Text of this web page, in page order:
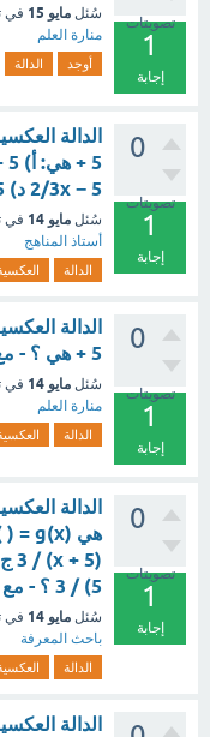
تصويتات
1
إجابة
سُئل مايو 15 في
منارة العلم
أوجد الدالة
0
تصويتات
1
إجابة
2/3x − 5 د) x² + 5 ؟ - مع الشرح
سُئل مايو 14 في
أستاذ المناهج
الدالة
0
تصويتات
1
إجابة
+ 5 هي ؟ - مع الشرح
سُئل مايو 14 في
منارة العلم
الدالة
0
تصويتات
1
إجابة
5) / 3 ؟ - مع الشرح
سُئل مايو 14 في
باحث المعرفة
الدالة